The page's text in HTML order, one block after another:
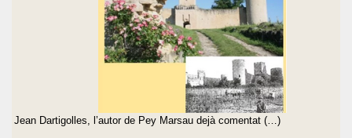
Jean Dartigolles, l’autor de Pey Marsau dejà comentat (…)